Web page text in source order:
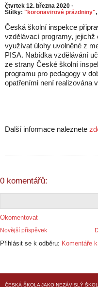
čtvrtek 12. března 2020 ·
Štítky: "koronavirové prázdniny",
Česká školní inspekce
vzdělávací programy, jejichž
využívat úlohy uvolněné z
PISA. Nabídka vzdělávání
ze strany České školní
programu pro pedagogy v
opatřeními není realizována
Další informace naleznete
0 komentářů:
Okomentovat
Novější příspěvek
Přihlásit se k odběru: Komentáře
ČESKÁ ŠKOLA JAKO NEZÁVISLÝ